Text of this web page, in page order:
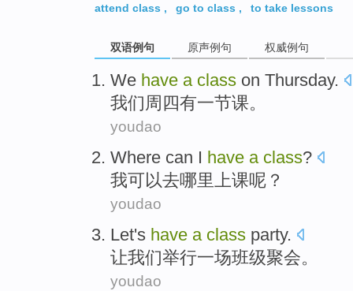
attend class , go to class , to take lessons
双语例句 原声例句 权威例句
We have a class on Thursday.
我们周四有一节课。
youdao
Where can I have a class?
我可以去哪里上课呢？
youdao
Let's have a class party.
让我们举行一场班级聚会。
youdao